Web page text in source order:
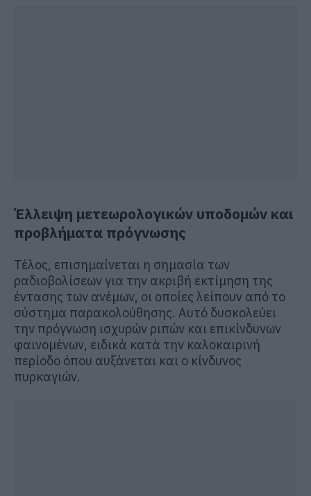
Έλλειψη μετεωρολογικών υποδομών και
προβλήματα πρόγνωσης
Τέλος, επισημαίνεται η σημασία των
ραδιοβολίσεων για την ακριβή εκτίμηση της
έντασης των ανέμων, οι οποίες λείπουν από το
σύστημα παρακολούθησης. Αυτό δυσκολεύει
την πρόγνωση ισχυρών ριπών και επικίνδυνων
φαινομένων, ειδικά κατά την καλοκαιρινή
περίοδο όπου αυξάνεται και ο κίνδυνος
πυρκαγιών.